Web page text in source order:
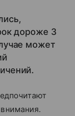
дороже 3
может